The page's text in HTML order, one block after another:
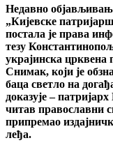
Недавно
„Кијевске
постала је права
тезу
украјинска
Снимак, који је
баца светло на
доказује –
читав православни
припремао
леђа.